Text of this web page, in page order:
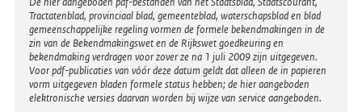
Tractatenblad, provinciaal blad, gemeenteblad, waterschapsblad en blad
gemeenschappelijke regeling vormen de formele bekendmakingen in de
zin van de Bekendmakingswet en de Rijkswet goedkeuring en
bekendmaking verdragen voor zover ze na 1 juli 2009 zijn uitgegeven.
Voor pdf-publicaties van vóór deze datum geldt dat alleen de in papieren
vorm uitgegeven bladen formele status hebben; de hier aangeboden
elektronische versies daarvan worden bij wijze van service aangeboden.